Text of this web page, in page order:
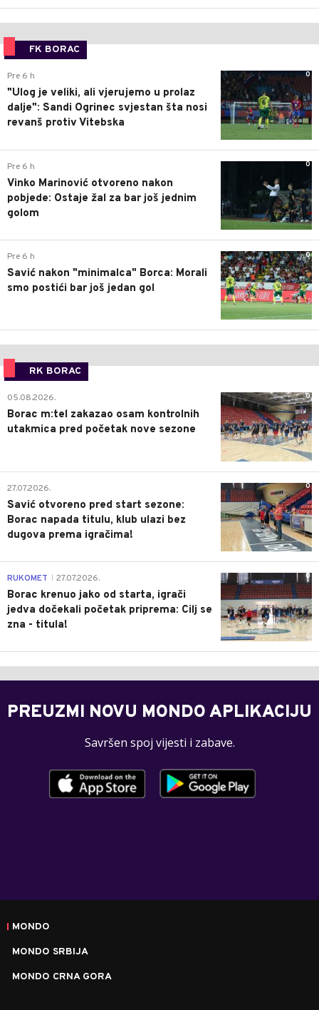
FK BORAC
0
Pre 6 h
"Ulog je veliki, ali vjerujemo u prolaz
dalje": Sandi Ogrinec svjestan šta nosi
revanš protiv Vitebska
0
Pre 6 h
Vinko Marinović otvoreno nakon
pobjede: Ostaje žal za bar još jednim
golom
0
Pre 6 h
Savić nakon "minimalca" Borca: Morali
smo postići bar još jedan gol
RK BORAC
0
05.08.2026.
Borac m:tel zakazao osam kontrolnih
utakmica pred početak nove sezone
0
27.07.2026.
Savić otvoreno pred start sezone:
Borac napada titulu, klub ulazi bez
dugova prema igračima!
0
RUKOMET 27.07.2026.
Borac krenuo jako od starta, igrači
jedva dočekali početak priprema: Cilj se
zna - titula!
PREUZMI NOVU MONDO APLIKACIJU
Savršen spoj vijesti i zabave.
MONDO
MONDO SRBIJA
MONDO CRNA GORA